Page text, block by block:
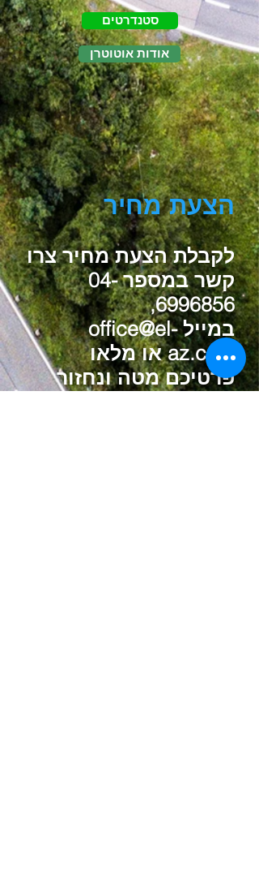
סטנדרטים
אודות אוטוטרן
הצעת מחיר
לקבלת הצעת מחיר צרו
קשר במספר04-
6996856
,
במיילoffice@el-
az.com או מלאו
פרטיכם מטה ונחזור